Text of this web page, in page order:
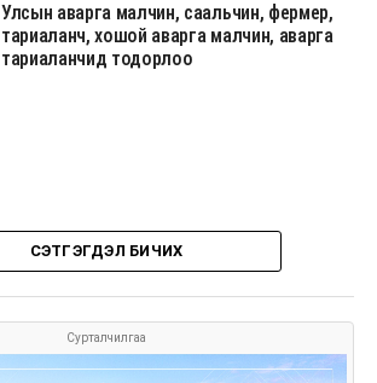
Улсын аварга малчин, саальчин, фермер,
тариаланч, хошой аварга малчин, аварга
тариаланчид тодорлоо
СЭТГЭГДЭЛ БИЧИХ
Сурталчилгаа